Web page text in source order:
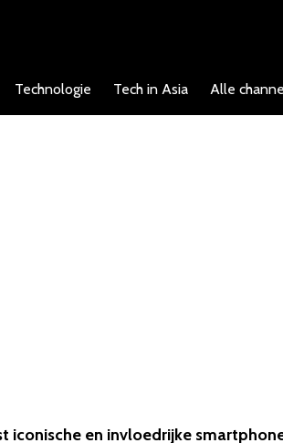
Technologie Tech in Asia Alle
iconische en invloedrijke